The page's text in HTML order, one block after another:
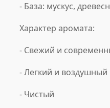
- База: мускус,
Характер аромата:
- Свежий и
- Легкий и воздушный
- Чистый